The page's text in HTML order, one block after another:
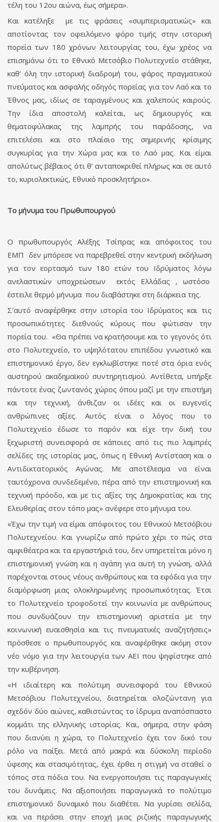
τέλη του 12ου αιώνα, έως σήμερα».
Και κατέληξε με τις φράσεις «συμπερισματικώς» και
αποτίοντας τον οφειλόμενο φόρο τιμής στην ιστορική
πορεία των 180 χρόνων λειτουργίας του, έχω χρέος να
επισημάνω ότι το Εθνικό Μετσόβιο Πολυτεχνείο στάθηκε,
καθ’ όλη την ιστορική διαδρομή του, φάρος πραγματικού
πνεύματος και ασφαλής οδηγός πορείας για τον Λαό και το
Έθνος μας, ιδίως σε ταραγμένους και χαλεπούς καιρούς.
Την ίδια αποστολή καλείται, ως δημιουργός και
θεματοφύλακας της λαμπρής του παράδοσης, να
επιτελέσει και στο πλαίσιο της σημερινής κρίσιμης
συγκυρίας για την Χώρα μας και το Λαό μας. Και είμαι
απολύτως βέβαιος ότι θ’ ανταποκριθεί πλήρως και σε αυτό
το, κυριολεκτικώς, Εθνικό προσκλητήριο».
Tο μήνυμα του Πρωθυπουργού
Ο πρωθυπουργός Αλέξης Τσίπρας και απόφοιτος του
ΕΜΠ δεν μπόρεσε να παρεβρεθεί στην κεντρική εκδήλωση
για τον εορτασμό των 180 ετών του Ιδρύματος λόγω
ανελαστικών υποχρεώσεων εκτός Ελλάδας , ωστόσο
έστειλε θερμό μήνυμα που διαβάστηκε στη διάρκεια της.
Σ’αυτό αναφέρθηκε στην ιστορία του Ιδρύματος και τις
προσωπικότητες διεθνούς κύρους που φώτισαν την
πορεία του. «Θα πρέπει να κρατήσουμε και το γεγονός ότι
στο Πολυτεχνείο, το υψηλότατου επιπέδου γνωστικό και
επιστημονικό έργο, δεν εγκλωβίστηκε ποτέ στα όρια ενός
αυστηρού ακαδημαϊκού συντηρητισμού. Αντίθετα, υπήρξε
πάντοτε ένας ζωντανός χώρος όπου μαζί με την επιστήμη
και την τεχνική, άνθιζαν οι ιδέες και οι ευγενείς
ανθρώπινες αξίες. Αυτός είναι ο λόγος που το
Πολυτεχνείο έδωσε το παρόν και είχε την δική του
ξεχωριστή συνεισφορά σε κάποιες από τις πιο λαμπρές
σελίδες της ιστορίας μας, όπως η Εθνική Αντίσταση και ο
Αντιδικτατορικός Αγώνας. Με αποτέλεσμα να είναι
ταυτόχρονα συνδεδεμένο, πέρα από την επιστημονική και
τεχνική πρόοδο, και με τις αξίες της Δημοκρατίας και της
Ελευθερίας στον τόπο μας» ανέφερε στο μήνυμα του.
«Έχω την τιμή να είμαι απόφοιτος του Εθνικού Μετσόβιου
Πολυτεχνείου. Και γνωρίζω από πρώτο χέρι το πώς στα
αμφιθέατρα και τα εργαστήριά του, δεν υπηρετείται μόνο η
επιστημονική γνώση και η αγάπη για αυτή τη γνώση, αλλά
παρέχονται στους νέους ανθρώπους και τα εφόδια για την
διαμόρφωση μιας ολοκληρωμένης προσωπικότητας. Έτσι
το Πολυτεχνείο τροφοδοτεί την κοινωνία με ανθρώπους
που συνδυάζουν την επιστημονική αριστεία με την
κοινωνική ευαισθησία και τις πνευματικές αναζητήσεις»
πρόσθεσε ο πρωθυπουργός και αναφέρθηκε ακόμη στον
νέο νόμο για την λειτουργία των ΑΕΙ που ψηφίστηκε από
την κυβέρνηση.
«Η ιδιαίτερη και πολύτιμη συνεισφορά του Εθνικού
Μετσόβιου Πολυτεχνείου, διατηρείται ολοζώντανη για
σχεδόν δύο αιώνες, καθιστώντας το ίδρυμα αναπόσπαστο
κομμάτι της ελληνικής ιστορίας. Και, σήμερα, στην φάση
που διανύει η χώρα, το Πολυτεχνείο έχει τον δικό του
ρόλο να παίξει. Μετά από μακρά και δύσκολη περίοδο
ύφεσης και στασιμότητας, έχει έρθει η στιγμή να σταθεί ο
τόπος στα πόδια του. Να ενεργοποιήσει τις παραγωγικές
του δυνάμεις. Να αξιοποιήσει παραγωγικά το πολύτιμο
επιστημονικό δυναμικό που διαθέτει. Να γυρίσει σελίδα,
και να περάσει στην εποχή μιας ριζικής παραγωγικής